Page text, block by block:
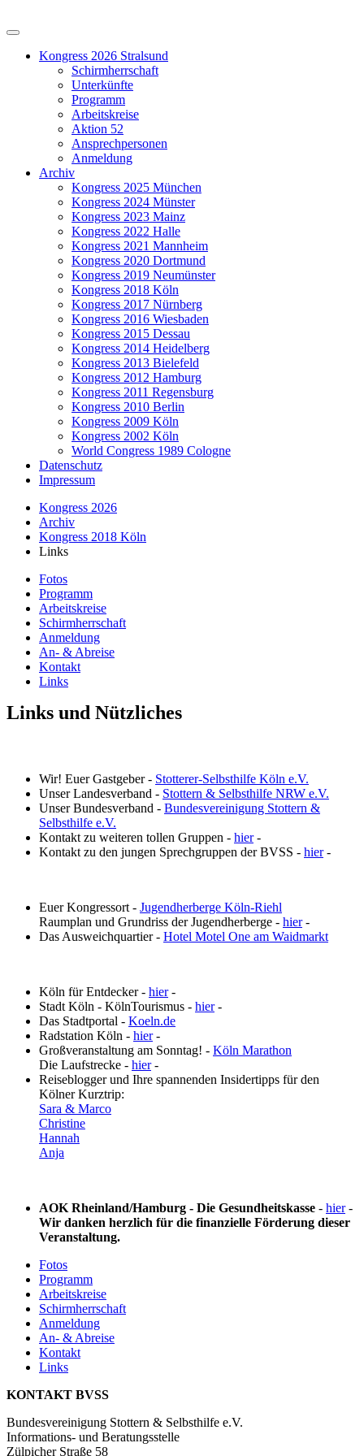
Kongress 2026 Stralsund
Schirmherrschaft
Unterkünfte
Programm
Arbeitskreise
Aktion 52
Ansprechpersonen
Anmeldung
Archiv
Kongress 2025 München
Kongress 2024 Münster
Kongress 2023 Mainz
Kongress 2022 Halle
Kongress 2021 Mannheim
Kongress 2020 Dortmund
Kongress 2019 Neumünster
Kongress 2018 Köln
Kongress 2017 Nürnberg
Kongress 2016 Wiesbaden
Kongress 2015 Dessau
Kongress 2014 Heidelberg
Kongress 2013 Bielefeld
Kongress 2012 Hamburg
Kongress 2011 Regensburg
Kongress 2010 Berlin
Kongress 2009 Köln
Kongress 2002 Köln
World Congress 1989 Cologne
Datenschutz
Impressum
Kongress 2026
Archiv
Kongress 2018 Köln
Links
Fotos
Programm
Arbeitskreise
Schirmherrschaft
Anmeldung
An- & Abreise
Kontakt
Links
Links und Nützliches
Wir! Euer Gastgeber - Stotterer-Selbsthilfe Köln e.V.
Unser Landesverband - Stottern & Selbsthilfe NRW e.V.
Unser Bundesverband - Bundesvereinigung Stottern &
Selbsthilfe e.V.
Kontakt zu weiteren tollen Gruppen - hier-
Kontakt zu den jungen Sprechgruppen der BVSS - hier-
Euer Kongressort - Jugendherberge Köln-Riehl
Raumplan und Grundriss der Jugendherberge - hier-
Das Ausweichquartier - Hotel Motel One am Waidmarkt
Köln für Entdecker - hier-
Stadt Köln - KölnTourismus - hier-
Das Stadtportal - Koeln.de
Radstation Köln - hier-
Großveranstaltung am Sonntag! - Köln Marathon
Die Laufstrecke - hier-
Reiseblogger und Ihre spannenden Insidertipps für den
Kölner Kurztrip:
Sara & Marco
Christine
Hannah
Anja
AOK Rheinland/Hamburg - Die Gesundheitskasse - hier-
Wir danken herzlich für die finanzielle Förderung dieser
Veranstaltung.
Fotos
Programm
Arbeitskreise
Schirmherrschaft
Anmeldung
An- & Abreise
Kontakt
Links
KONTAKT BVSS
Bundesvereinigung Stottern & Selbsthilfe e.V.
Informations- und Beratungsstelle
Zülpicher Straße 58